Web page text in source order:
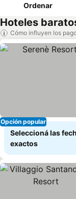
Ordenar
Hoteles
Cómo influyen los
Opción popular
Seleccioná las
exactos